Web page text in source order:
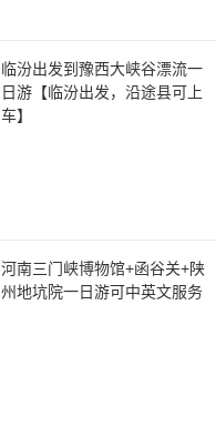
临汾出发到豫西大峡谷漂流一
日游【临汾出发，沿途县可上
车】
河南三门峡博物馆+函谷关+陕
州地坑院一日游可中英文服务